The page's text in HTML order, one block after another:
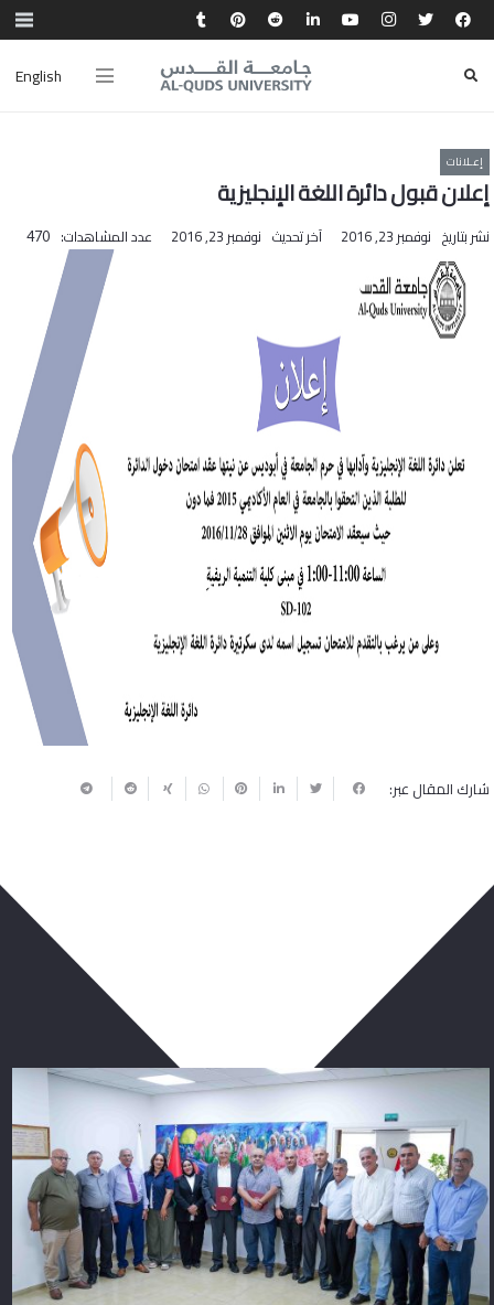
English
إعـلانات
إعلان قبول دائرة اللغة الإنجليزية
نشر بتاريخ نوفمبر 23, 2016 آخر تحديث نوفمبر 23, 2016 عدد المشاهدات: 470
شارك المقال عبر: